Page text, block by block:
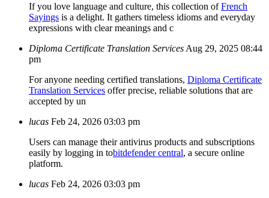
If you love language and culture, this collection ofFrench
Sayings is a delight. It gathers timeless idioms and everyday
expressions with clear meanings and c
Diploma Certificate Translation Services Aug 29, 2025 08:44
pm
For anyone needing certified translations, Diploma Certificate
Translation Services offer precise, reliable solutions that are
accepted by un
lucas Feb 24, 2026 03:03 pm
Users can manage their antivirus products and subscriptions
easily by logging in tobitdefender central, a secure online
platform.
lucas Feb 24, 2026 03:03 pm